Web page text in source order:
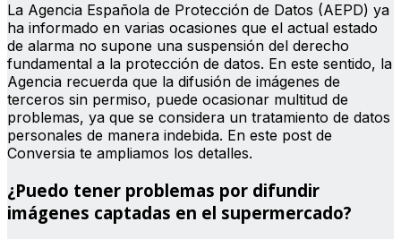
La Agencia Española de Protección de Datos (AEPD) ya
ha informado en varias ocasiones que el actual estado
de alarma no supone una suspensión del derecho
fundamental a la protección de datos. En este sentido, la
Agencia recuerda que la difusión de imágenes de
terceros sin permiso, puede ocasionar multitud de
problemas, ya que se considera un tratamiento de datos
personales de manera indebida. En este post de
Conversia te ampliamos los detalles.
¿Puedo tener problemas por difundir
imágenes captadas en el supermercado?